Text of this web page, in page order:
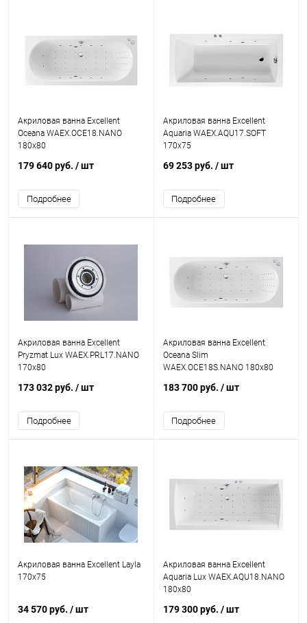
Акриловая ванна Excellent
Oceana WAEX.OCE18.NANO
180x80
179 640 руб. / шт
Подробнее
Акриловая ванна Excellent
Aquaria WAEX.AQU17.SOFT
170x75
69 253 руб. / шт
Подробнее
Акриловая ванна Excellent
Pryzmat Lux WAEX.PRL17.NANO
170x80
173 032 руб. / шт
Подробнее
Акриловая ванна Excellent
Oceana Slim
WAEX.OCE18S.NANO 180х80
183 700 руб. / шт
Подробнее
Акриловая ванна Excellent Layla
170x75
34 570 руб. / шт
Акриловая ванна Excellent
Aquaria Lux WAEX.AQU18.NANO
180x80
179 300 руб. / шт